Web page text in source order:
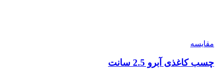
مقایسه
چسب کاغذی آبرو 2.5 سانت